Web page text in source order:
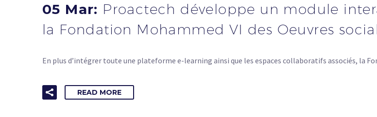
05 Mar: Proactech développe un module
la Fondation Mohammed VI des Oeuvres
En plus d’intégrer toute une plateforme e-learning ainsi que les espaces collaboratifs associés, la
READ MORE